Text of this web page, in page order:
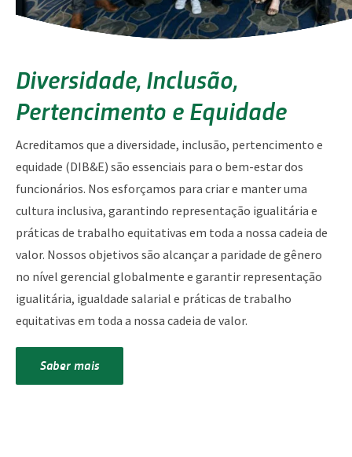
Diversidade, Inclusão,
Pertencimento e Equidade
Acreditamos que a diversidade, inclusão, pertencimento e
equidade (DIB&E) são essenciais para o bem-estar dos
funcionários. Nos esforçamos para criar e manter uma
cultura inclusiva, garantindo representação igualitária e
práticas de trabalho equitativas em toda a nossa cadeia de
valor. Nossos objetivos são alcançar a paridade de gênero
no nível gerencial globalmente e garantir representação
igualitária, igualdade salarial e práticas de trabalho
equitativas em toda a nossa cadeia de valor.
Saber mais